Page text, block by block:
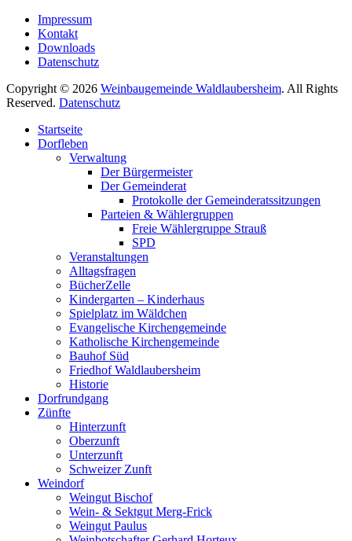
Impressum
Kontakt
Downloads
Datenschutz
Copyright © 2026 Weinbaugemeinde Waldlaubersheim. All Rights
Reserved. Datenschutz
oben
scrollen
Startseite
Dorfleben
Verwaltung
Der Bürgermeister
Der Gemeinderat
Protokolle der Gemeinderatssitzungen
Parteien & Wählergruppen
Freie Wählergruppe Strauß
SPD
Veranstaltungen
Alltagsfragen
BücherZelle
Kindergarten – Kinderhaus
Spielplatz im Wäldchen
Evangelische Kirchengemeinde
Katholische Kirchengemeinde
Bauhof Süd
Friedhof Waldlaubersheim
Historie
Dorfrundgang
Zünfte
Hinterzunft
Oberzunft
Unterzunft
Schweizer Zunft
Weindorf
Weingut Bischof
Wein- & Sektgut Merg-Frick
Weingut Paulus